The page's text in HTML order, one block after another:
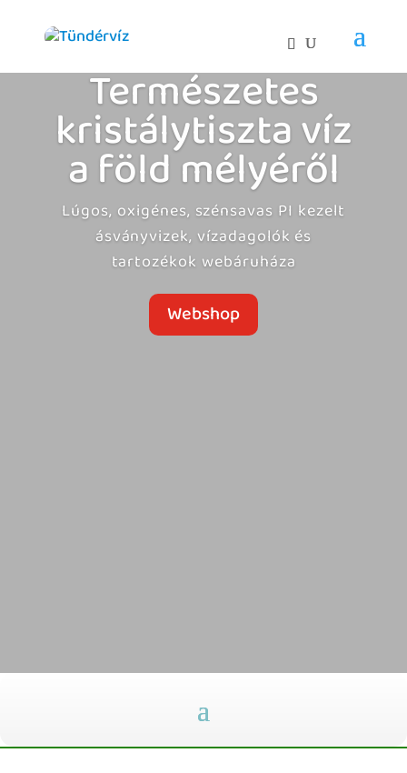
Természetes
kristálytiszta víz
a föld mélyéről
Lúgos, oxigénes, szénsavas PI kezelt
ásványvizek, vízadagolók és
tartozékok webáruháza
Webshop